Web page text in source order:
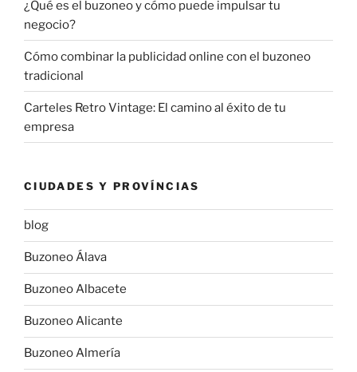
¿Qué es el buzoneo y cómo puede impulsar tu
negocio?
Cómo combinar la publicidad online con el buzoneo
tradicional
Carteles Retro Vintage: El camino al éxito de tu
empresa
CIUDADES Y PROVÍNCIAS
blog
Buzoneo Álava
Buzoneo Albacete
Buzoneo Alicante
Buzoneo Almería